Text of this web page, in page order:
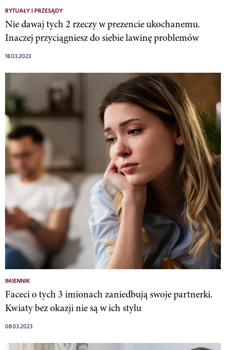
RYTUAŁY I PRZESĄDY
Nie dawaj tych 2 rzeczy w prezencie ukochanemu.
Inaczej przyciągniesz do siebie lawinę problemów
18.03.2023
IMIENNIK
Faceci o tych 3 imionach zaniedbują swoje partnerki.
Kwiaty bez okazji nie są w ich stylu
08.03.2023